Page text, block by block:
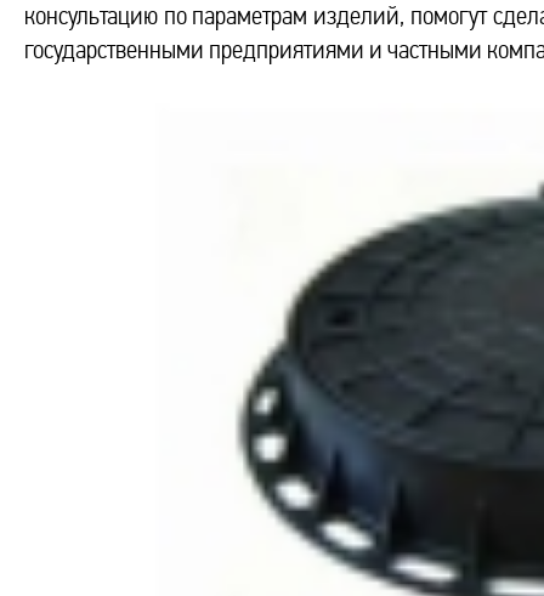
консультацию по параметрам изделий, помогут
государственными предприятиями и частными